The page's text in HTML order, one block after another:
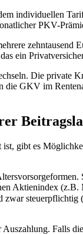
individuellen
PKV-
ein
Die private
GKV im
gibt es
Aktienindex
zwar
Falls